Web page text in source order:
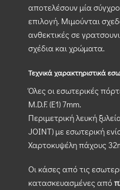
αποτελέσουν μία
επιλογή. Μιμούνται
ανθεκτικές σε
σχέδια και χρώματα.
Τεχνικά χαρακτηριστικά
Όλες οι εσωτερικές
M.D.F. (Ε1) 7mm.
Περιμετρική λευκή
JOINT) με εσωτερική
Χαρτοκυψέλη πάχους
Οι κάσες από τις
κατασκευασμένες από